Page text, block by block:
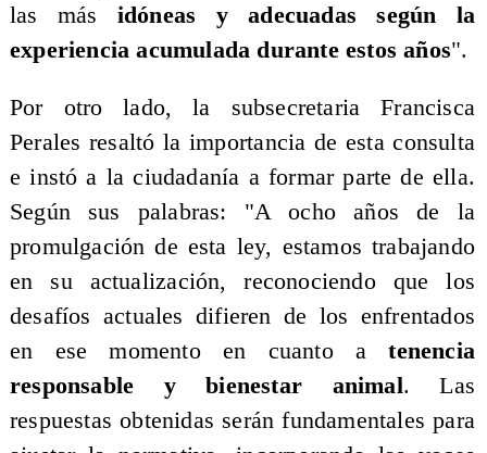
las más idóneas y adecuadas según la
experiencia acumulada durante estos años".
Por otro lado, la subsecretaria Francisca
Perales resaltó la importancia de esta consulta
e instó a la ciudadanía a formar parte de ella.
Según sus palabras: "A ocho años de la
promulgación de esta ley, estamos trabajando
en su actualización, reconociendo que los
desafíos actuales difieren de los enfrentados
en ese momento en cuanto atenencia
responsable y bienestar animal. Las
respuestas obtenidas serán fundamentales para